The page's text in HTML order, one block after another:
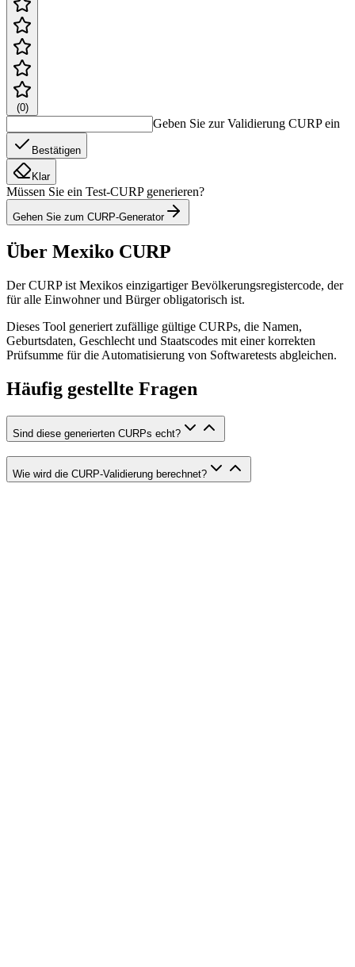
(0)
Geben Sie zur Validierung CURP ein
Bestätigen
Klar
Müssen Sie ein Test-CURP generieren?
Gehen Sie zum CURP-Generator
Über Mexiko CURP
Der CURP ist Mexikos einzigartiger Bevölkerungsregistercode, der
für alle Einwohner und Bürger obligatorisch ist.
Dieses Tool generiert zufällige gültige CURPs, die Namen,
Geburtsdaten, Geschlecht und Staatscodes mit einer korrekten
Prüfsumme für die Automatisierung von Softwaretests abgleichen.
Häufig gestellte Fragen
Sind diese generierten CURPs echt?
Wie wird die CURP-Validierung berechnet?